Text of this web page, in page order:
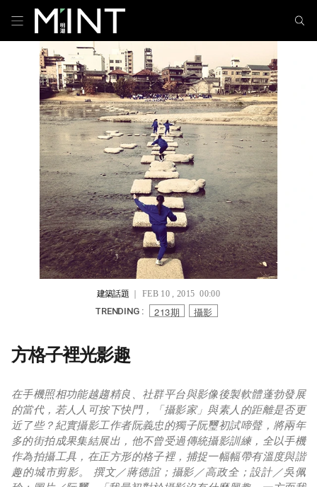
建築話題｜ FEB 10 , 2015 00:00
TRENDING : 213期 攝影
方格子裡光影趣
在手機照相功能越趨精良、社群平台與影像後製軟體蓬勃發展
的當代，若人人可按下快門，「攝影家」與素人的距離是否更
近了些？紀實攝影工作者阮義忠的獨子阮璽初試啼聲，將兩年
多的街拍成果集結展出，他不曾受過傳統攝影訓練，全以手機
作為拍攝工具，在正方形的格子裡，捕捉一幅幅帶有溫度與諧
趣的城市剪影。 撰文／蔣德誼；攝影／高政全；設計／吳佩